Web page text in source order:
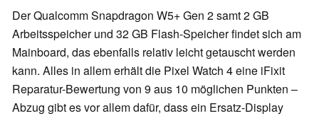
Der Qualcomm Snapdragon W5+ Gen 2 samt 2 GB
Arbeitsspeicher und 32 GB Flash-Speicher findet sich am
Mainboard, das ebenfalls relativ leicht getauscht werden
kann. Alles in allem erhält die Pixel Watch 4 eine iFixit
Reparatur-Bewertung von 9 aus 10 möglichen Punkten –
Abzug gibt es vor allem dafür, dass ein Ersatz-Display